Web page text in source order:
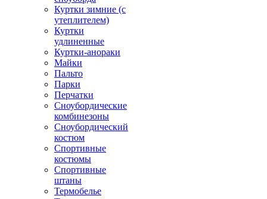
Куртки зимние (с
утеплителем)
Куртки
удлиненные
Куртки-анораки
Майки
Пальто
Парки
Перчатки
Сноубордические
комбинезоны
Сноубордический
костюм
Спортивные
костюмы
Спортивные
штаны
Термобелье